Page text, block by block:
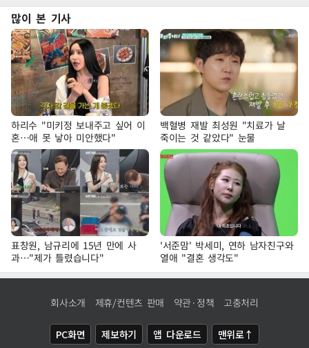
많이 본 기사
하리수 "미키정 보내주고 싶어 이
혼…애 못 낳아 미안했다"
백혈병 재발 최성원 "치료가 날
죽이는 것 같았다" 눈물
표창원, 남규리에 15년 만에 사
과…"제가 틀렸습니다"
'서준맘' 박세미, 연하 남자친구와
열애 "결혼 생각도"
회사소개 제휴/컨텐츠 판매 약관·정책 고충처리
PC화면 제보하기 앱 다운로드 맨위로↑